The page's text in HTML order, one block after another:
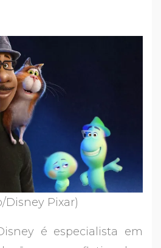
Disney Pixar)
é especialista em